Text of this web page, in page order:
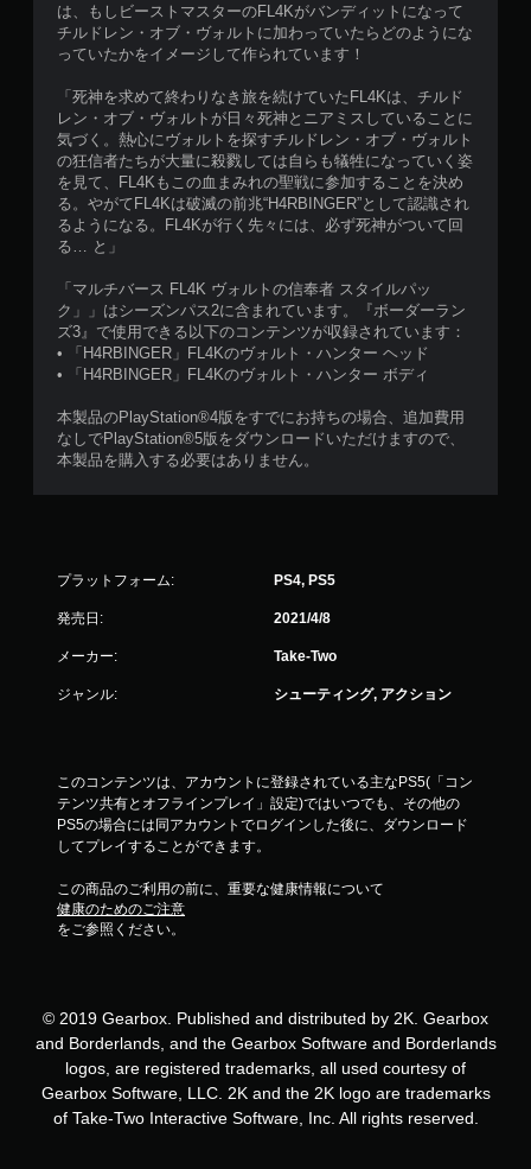
は、もしビーストマスターのFL4Kがバンディットになって
チルドレン・オブ・ヴォルトに加わっていたらどのようにな
っていたかをイメージして作られています！
「死神を求めて終わりなき旅を続けていたFL4Kは、チルド
レン・オブ・ヴォルトが日々死神とニアミスしていることに
気づく。熱心にヴォルトを探すチルドレン・オブ・ヴォルト
の狂信者たちが大量に殺戮しては自らも犠牲になっていく姿
を見て、FL4Kもこの血まみれの聖戦に参加することを決め
る。やがてFL4Kは破滅の前兆“H4RBINGER”として認識され
るようになる。FL4Kが行く先々には、必ず死神がついて回
る… と」
「マルチバース FL4K ヴォルトの信奉者 スタイルパッ
ク」」はシーズンパス2に含まれています。『ボーダーラン
ズ3』で使用できる以下のコンテンツが収録されています：
• 「H4RBINGER」FL4Kのヴォルト・ハンター ヘッド
• 「H4RBINGER」FL4Kのヴォルト・ハンター ボディ
本製品のPlayStation®4版をすでにお持ちの場合、追加費用
なしでPlayStation®5版をダウンロードいただけますので、
本製品を購入する必要はありません。
プラットフォーム: PS4, PS5
発売日: 2021/4/8
メーカー: Take-Two
ジャンル: シューティング, アクション
このコンテンツは、アカウントに登録されている主なPS5(「コン
テンツ共有とオフラインプレイ」設定)ではいつでも、その他の
PS5の場合には同アカウントでログインした後に、ダウンロード
してプレイすることができます。
この商品のご利用の前に、重要な健康情報について
健康のためのご注意
をご参照ください。
© 2019 Gearbox. Published and distributed by 2K. Gearbox
and Borderlands, and the Gearbox Software and Borderlands
logos, are registered trademarks, all used courtesy of
Gearbox Software, LLC. 2K and the 2K logo are trademarks
of Take-Two Interactive Software, Inc. All rights reserved.